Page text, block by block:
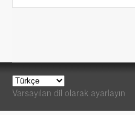
Varsayılan dil olarak ayarlayın